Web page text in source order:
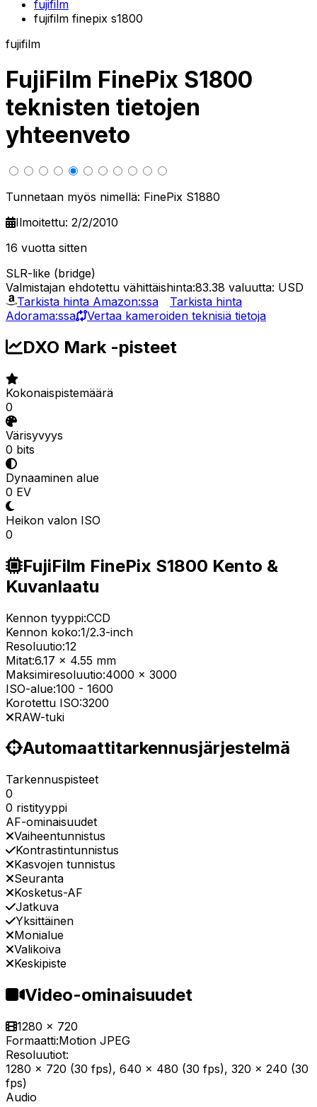
fujifilm
fujifilm finepix s1800
fujifilm
FujiFilm FinePix S1800
teknisten tietojen
yhteenveto
Tunnetaan myös nimellä: FinePix S1880
Ilmoitettu: 2/2/2010
16 vuotta sitten
SLR-like (bridge)
Valmistajan ehdotettu vähittäishinta:83.38 valuutta: USD
Tarkista hinta Amazon:ssa
Tarkista hinta
Adorama:ssa
Vertaa kameroiden teknisiä tietoja
DXO Mark -pisteet
Kokonaispistemäärä
0
Värisyvyys
0 bits
Dynaaminen alue
0 EV
Heikon valon ISO
0
FujiFilm FinePix S1800 Kento &
Kuvanlaatu
Kennon tyyppi:CCD
Kennon koko:1/2.3-inch
Resoluutio:12
Mitat:6.17 x 4.55 mm
Maksimiresoluutio:4000 x 3000
ISO-alue:100 - 1600
Korotettu ISO:3200
RAW-tuki
Automaattitarkennusjärjestelmä
Tarkennuspisteet
0
0 ristityyppi
AF-ominaisuudet
Vaiheentunnistus
Kontrastintunnistus
Kasvojen tunnistus
Seuranta
Kosketus-AF
Jatkuva
Yksittäinen
Monialue
Valikoiva
Keskipiste
Video-ominaisuudet
1280 x 720
Formaatti:Motion JPEG
Resoluutiot:
1280 x 720 (30 fps), 640 x 480 (30 fps), 320 x 240 (30
fps)
Audio